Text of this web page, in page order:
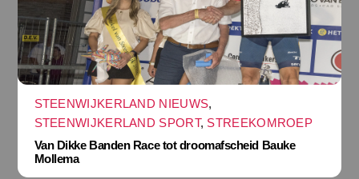
STEENWIJKERLAND NIEUWS,
STEENWIJKERLAND SPORT, STREEKOMROEP
Van Dikke Banden Race tot droomafscheid Bauke
Mollema